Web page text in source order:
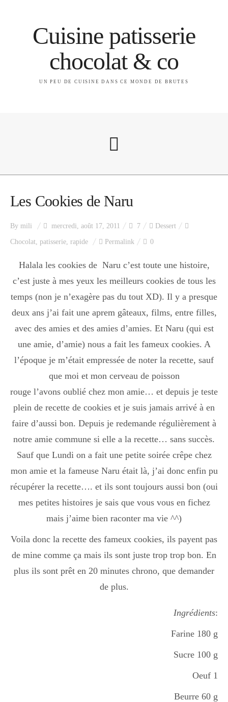
Cuisine patisserie
chocolat & co
UN PEU DE CUISINE DANS CE MONDE DE BRUTES
A propos
Index des recettes
Catégories
Apéro
Entrée
plats
Dessert
Boisson chaudes
Les classiques
Mes amis en cuisine
Recettes Végétariennes
Les Cookies de Naru
By mili mercredi, août 17, 2011 7 Dessert
Chocolat, patisserie, rapide Permalink 0
Halala les cookies de Naru c’est toute une histoire,
c’est juste à mes yeux les meilleurs cookies de tous les
temps (non je n’exagère pas du tout XD). Il y a presque
deux ans j’ai fait une aprem gâteaux, films, entre filles,
avec des amies et des amies d’amies. Et Naru (qui est
une amie, d’amie) nous a fait les fameux cookies. A
l’époque je m’était empressée de noter la recette, sauf
que moi et mon cerveau de poisson
rouge l’avons oublié chez mon amie… et depuis je teste
plein de recette de cookies et je suis jamais arrivé à en
faire d’aussi bon. Depuis je redemande régulièrement à
notre amie commune si elle a la recette… sans succès.
Sauf que Lundi on a fait une petite soirée crêpe chez
mon amie et la fameuse Naru était là, j’ai donc enfin pu
récupérer la recette…. et ils sont toujours aussi bon (oui
mes petites histoires je sais que vous vous en fichez
mais j’aime bien raconter ma vie ^^)
Voila donc la recette des fameux cookies, ils payent pas
de mine comme ça mais ils sont juste trop trop bon. En
plus ils sont prêt en 20 minutes chrono, que demander
de plus.
Ingrédients:
Farine 180 g
Sucre 100 g
Oeuf 1
Beurre 60 g